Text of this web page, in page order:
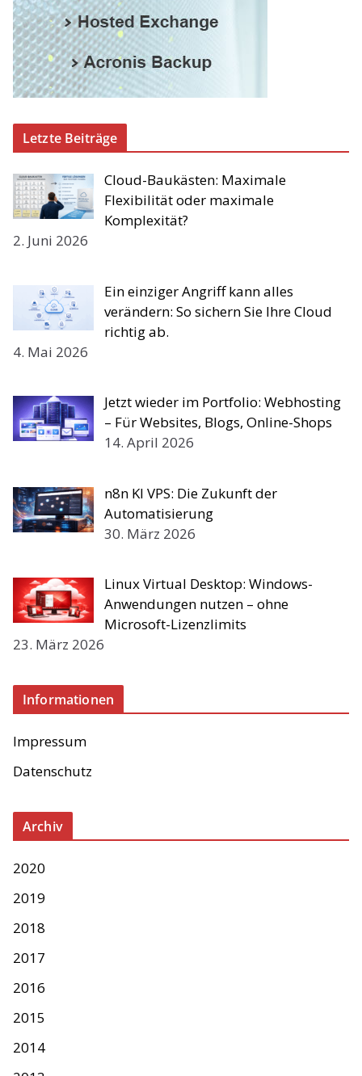
Letzte Beiträge
Cloud-Baukästen: Maximale
Flexibilität oder maximale
Komplexität?
2. Juni 2026
Ein einziger Angriff kann alles
verändern: So sichern Sie Ihre Cloud
richtig ab.
4. Mai 2026
Jetzt wieder im Portfolio: Webhosting
– Für Websites, Blogs, Online-Shops
14. April 2026
n8n KI VPS: Die Zukunft der
Automatisierung
30. März 2026
Linux Virtual Desktop: Windows-
Anwendungen nutzen – ohne
Microsoft-Lizenzlimits
23. März 2026
Informationen
Impressum
Datenschutz
Archiv
2020
2019
2018
2017
2016
2015
2014